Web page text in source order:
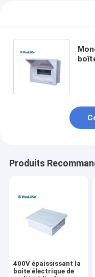
Produits
400V épaississant la
boîte électrique de